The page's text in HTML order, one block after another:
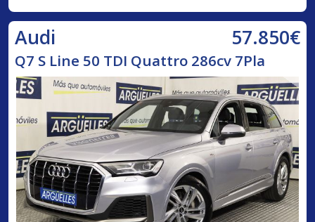
Audi 57.850€
Q7 S Line 50 TDI Quattro 286cv 7Pla